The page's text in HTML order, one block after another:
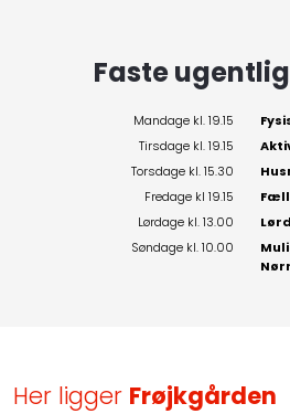
​Faste
Mandage kl. 19.15
Tirsdage kl. 19.15
Torsdage kl. 15.30
Fredage kl 19.15
Lørdage kl. 13.00
Søndage kl. 10.00
Her ligger Frøjkgården​